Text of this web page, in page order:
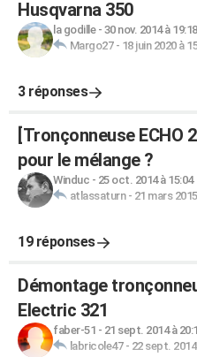
Husqvarna 350
la godille- 30 nov. 2014 à 19:18
Margo27- 18 juin 2020 à
3 réponses
[Tronçonneuse ECHO
pour le mélange ?
Winduc - 25 oct. 2014 à 15:04
atlassaturn- 21 mars
19 réponses
Démontage
Electric 321
faber-51 - 21 sept. 2014 à
labricole47- 22 sept.